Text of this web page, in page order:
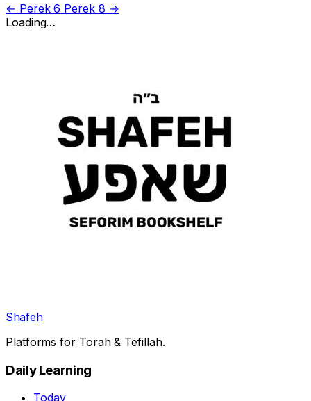
← Perek 6 Perek 8 →
Loading…
Shafeh
Platforms for Torah & Tefillah.
Daily Learning
Today